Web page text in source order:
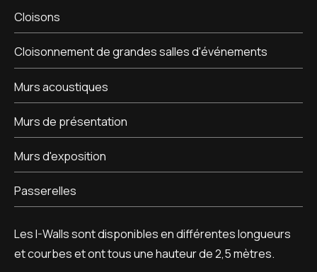
Cloisons
Cloisonnement de grandes salles d'événements
Murs acoustiques
Murs de présentation
Murs d'exposition
Passerelles
Les I-Walls sont disponibles en différentes longueurs
et courbes et ont tous une hauteur de 2,5 mètres.